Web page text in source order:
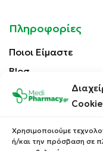
Χρησιμοποιούμε
ή/και την πρόσβαση σε
Πληροφορίες
Ποιοι Είμαστε
Blog
Επικοινωνία
Πολιτική